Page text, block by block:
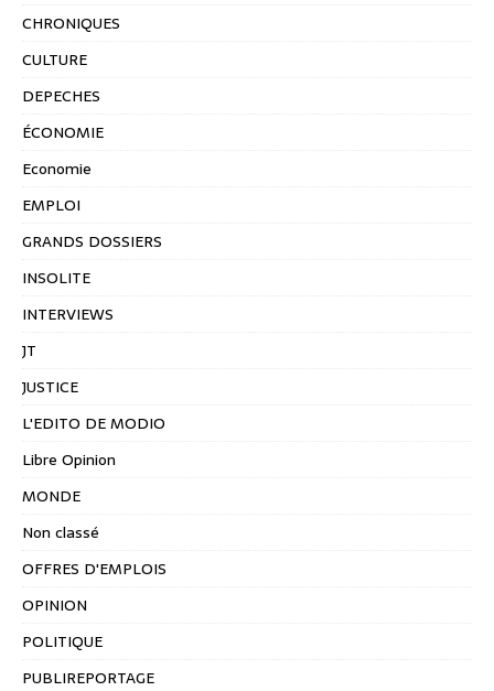
CHRONIQUES
CULTURE
DEPECHES
ÉCONOMIE
Economie
EMPLOI
GRANDS DOSSIERS
INSOLITE
INTERVIEWS
JT
JUSTICE
L'EDITO DE MODIO
Libre Opinion
MONDE
Non classé
OFFRES D'EMPLOIS
OPINION
POLITIQUE
PUBLIREPORTAGE